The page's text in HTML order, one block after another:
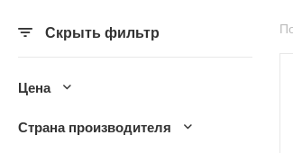
Скрыть фильтр
Цена
Страна производителя